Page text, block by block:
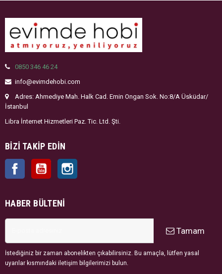
0850 346 46 24
info@evimdehobi.com
Adres: Ahmediye Mah. Halk Cad. Emin Ongan Sok. No:8/A Üsküdar/
İstanbul
Libra İnternet Hizmetleri Paz. Tic. Ltd. Şti.
BIZI TAKIP EDIN
Facebook YouTube
HABER BÜLTENI
Tamam
İstediğiniz bir zaman abonelikten çıkabilirsiniz. Bu amaçla, lütfen yasal
uyarılar kısmındaki iletişim bilgilerimizi bulun.